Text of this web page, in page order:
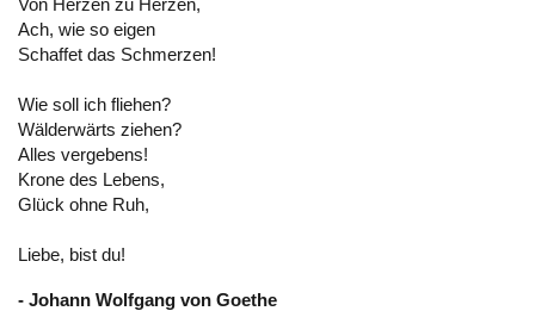
Von Herzen zu Herzen,
Ach, wie so eigen
Schaffet das Schmerzen!
Wie soll ich fliehen?
Wälderwärts ziehen?
Alles vergebens!
Krone des Lebens,
Glück ohne Ruh,
Liebe, bist du!
- Johann Wolfgang von Goethe